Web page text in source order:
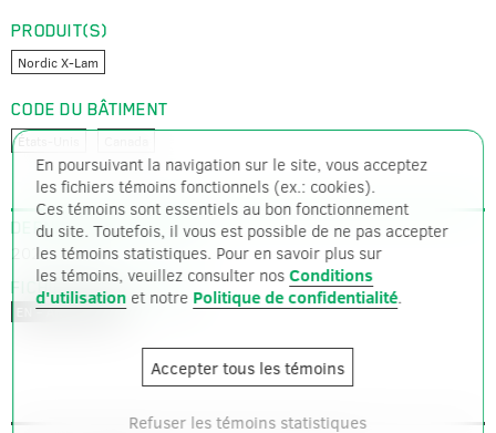
PRODUIT(S)
Nordic X-Lam
CODE DU BÂTIMENT
États-Unis
DERNIÈRE MISE À JOUR
2021-09-08
FICHIERS DISPONIBLES
EN – ANGLAIS PNG – 171 ko
En poursuivant la navigation sur le site, vous acceptez
les fichiers témoins fonctionnels (ex.: cookies).
Ces témoins sont essentiels au bon fonctionnement
du site. Toutefois, il vous est possible de ne pas accepter
les témoins statistiques. Pour en savoir plus sur
les témoins, veuillez consulter nosConditions
d'utilisation et notre Politique de confidentialité.
Accepter tous les témoins
Refuser les témoins statistiques